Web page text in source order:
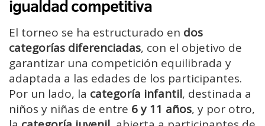
igualdad competitiva
El torneo se ha estructurado en dos
categorías diferenciadas, con el objetivo de
garantizar una competición equilibrada y
adaptada a las edades de los participantes.
Por un lado, la categoría infantil, destinada a
niños y niñas de entre 6 y 11 años, y por otro,